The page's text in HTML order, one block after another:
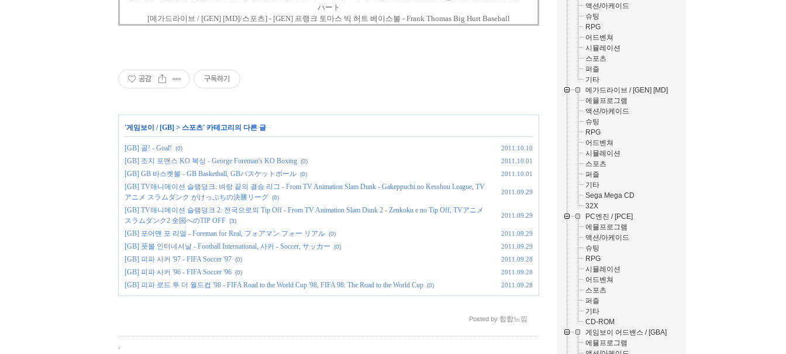
ハート
[메가드라이브 / [GEN] [MD]/스포츠] - [GEN] 프랭크 토마스 빅 허트 베이스볼 - Frank Thomas Big Hurt Baseball
공감 구독하기
'게임보이 / [GB] > 스포츠' 카테고리의 다른 글
[GB] 골! - Goal! (0) 2011.10.10
[GB] 조지 포맨스 KO 복싱 - George Foreman's KO Boxing (0) 2011.10.01
[GB] GB 바스켓볼 - GB Basketball, GBバスケットボール (0) 2011.10.01
[GB] TV애니메이션 슬램덩크: 벼랑 끝의 결승 리그 - From TV Animation Slam Dunk - Gakeppuchi no Kesshou League, TV
アニメ スラムダンク がけっぷちの決勝リーグ (0)
2011.09.29
[GB] TV애니메이션 슬램덩크 2: 전국으로의 Tip Off - From TV Animation Slam Dunk 2 - Zenkoku e no Tip Off, TVアニメ
スラムダンク2 全国へのTIP OFF (3)
2011.09.29
[GB] 포어맨 포 리얼 - Foreman for Real, フォアマン フォー リアル (0) 2011.09.29
[GB] 풋볼 인터네셔날 - Football International, 사커 - Soccer, サッカー (0) 2011.09.29
[GB] 피파 사커 '97 - FIFA Soccer '97 (0) 2011.09.28
[GB] 피파 사커 '96 - FIFA Soccer '96 (0) 2011.09.28
[GB] 피파 로드 투 더 월드컵 '98 - FIFA Road to the World Cup '98, FIFA 98: The Road to the World Cup (0) 2011.09.28
Posted by 힙합느낌
,
액션/아케이드
슈팅
RPG
어드벤쳐
시뮬레이션
스포츠
퍼즐
기타
메가드라이브 / [GEN] [MD]
에뮬프로그램
액션/아케이드
슈팅
RPG
어드벤쳐
시뮬레이션
스포츠
퍼즐
기타
Sega Mega CD
32X
PC엔진 / [PCE]
에뮬프로그램
액션/아케이드
슈팅
RPG
시뮬레이션
어드벤쳐
스포츠
퍼즐
기타
CD-ROM
게임보이 어드밴스 / [GBA]
에뮬프로그램